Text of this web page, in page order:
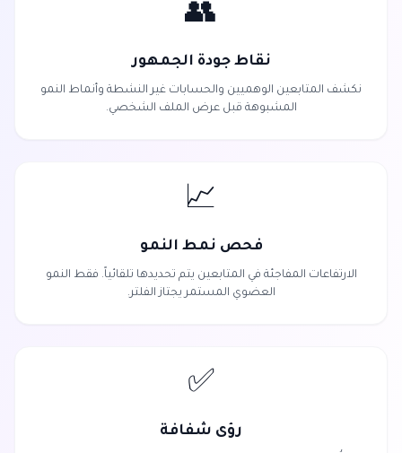
👥
نقاط جودة الجمهور
نكشف المتابعين الوهميين والحسابات غير النشطة وأنماط النمو
المشبوهة قبل عرض الملف الشخصي.
📈
فحص نمط النمو
الارتفاعات المفاجئة في المتابعين يتم تحديدها تلقائياً. فقط النمو
العضوي المستمر يجتاز الفلتر.
✅
رؤى شفافة